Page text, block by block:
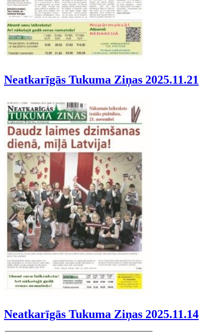
Neatkarīgās Tukuma Ziņas 2025.11.21
Neatkarīgās Tukuma Ziņas 2025.11.14